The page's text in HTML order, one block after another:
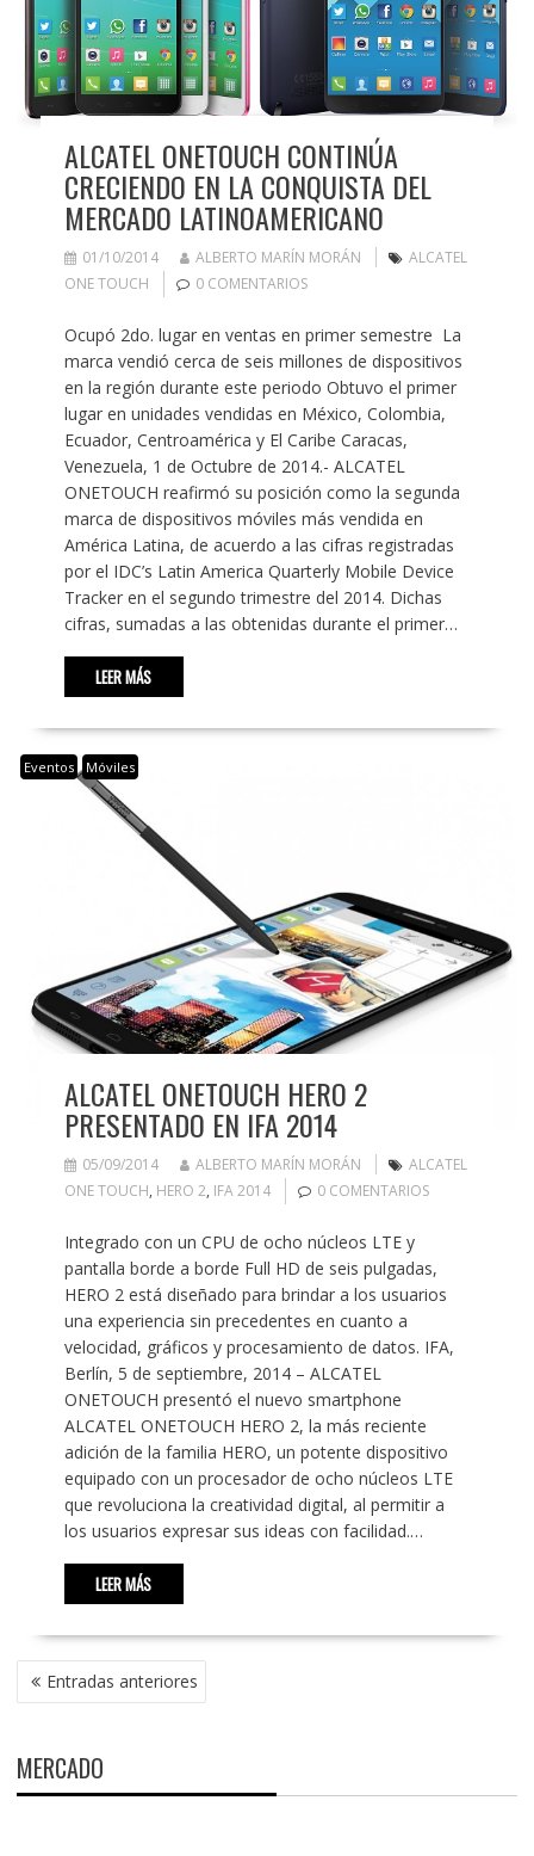
ALCATEL ONETOUCH CONTINÚA
CRECIENDO EN LA CONQUISTA DEL
MERCADO LATINOAMERICANO
01/10/2014 ALBERTO MARÍN MORÁN
ALCATEL
ONE TOUCH
0 COMENTARIOS
Ocupó 2do. lugar en ventas en primer semestre La
marca vendió cerca de seis millones de dispositivos
en la región durante este periodo Obtuvo el primer
lugar en unidades vendidas en México, Colombia,
Ecuador, Centroamérica y El Caribe Caracas,
Venezuela, 1 de Octubre de 2014.- ALCATEL
ONETOUCH reafirmó su posición como la segunda
marca de dispositivos móviles más vendida en
América Latina, de acuerdo a las cifras registradas
por el IDC’s Latin America Quarterly Mobile Device
Tracker en el segundo trimestre del 2014. Dichas
cifras, sumadas a las obtenidas durante el primer…
LEER MÁS
Eventos Móviles
ALCATEL ONETOUCH HERO 2
PRESENTADO EN IFA 2014
05/09/2014 ALBERTO MARÍN MORÁN
ALCATEL
ONE TOUCH, HERO 2, IFA 2014 0 COMENTARIOS
Integrado con un CPU de ocho núcleos LTE y
pantalla borde a borde Full HD de seis pulgadas,
HERO 2 está diseñado para brindar a los usuarios
una experiencia sin precedentes en cuanto a
velocidad, gráficos y procesamiento de datos. IFA,
Berlín, 5 de septiembre, 2014 – ALCATEL
ONETOUCH presentó el nuevo smartphone
ALCATEL ONETOUCH HERO 2, la más reciente
adición de la familia HERO, un potente dispositivo
equipado con un procesador de ocho núcleos LTE
que revoluciona la creatividad digital, al permitir a
los usuarios expresar sus ideas con facilidad.…
LEER MÁS
NAVEGACIÓN
DE Entradas anteriores
MERCADO